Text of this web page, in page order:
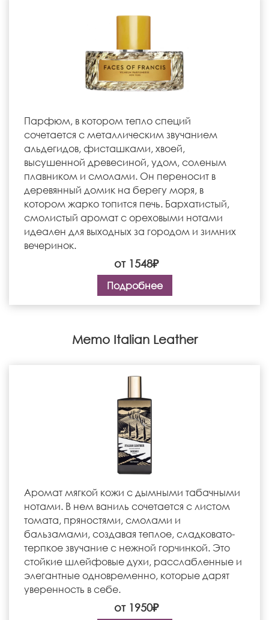
Парфюм, в котором тепло специй
сочетается с металлическим звучанием
альдегидов, фисташками, хвоей,
высушенной древесиной, удом, соленым
плавником и смолами. Он переносит в
деревянный домик на берегу моря, в
котором жарко топится печь. Бархатистый,
смолистый аромат с ореховыми нотами
идеален для выходных за городом и зимних
вечеринок.
от 1548₽
Подробнее
Memo Italian Leather
Аромат мягкой кожи с дымными табачными
нотами. В нем ваниль сочетается с листом
томата, пряностями, смолами и
бальзамами, создавая теплое, сладковато-
терпкое звучание с нежной горчинкой. Это
стойкие шлейфовые духи, расслабленные и
элегантные одновременно, которые дарят
уверенность в себе.
от 1950₽